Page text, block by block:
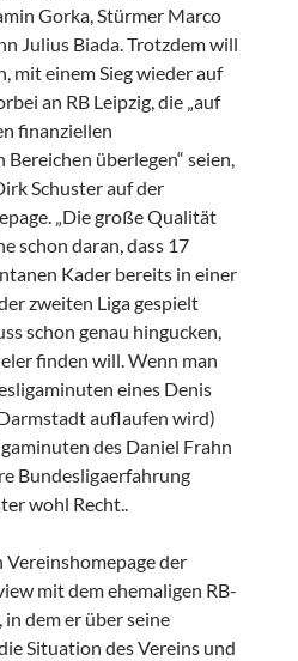
Gorka, Stürmer Marco
Julius Biada. Trotzdem will
mit einem Sieg wieder auf
an RB Leipzig, die „auf
finanziellen
überlegen“ seien,
Schuster auf der
„Die große Qualität
schon daran, dass 17
Kader bereits in einer
zweiten Liga gespielt
schon genau hingucken,
finden will. Wenn man
eines Denis
auflaufen wird)
des Daniel Frahn
Bundesligaerfahrung
wohl Recht..
der
mit dem ehemaligen RB-
dem er über seine
Situation des Vereins und